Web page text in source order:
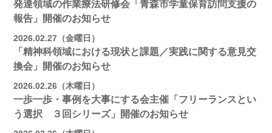
発達領域の作業療法研修会「青森市学童保育訪問支援の
報告」開催のお知らせ
2026.02.27（金曜日）
「精神科領域における現状と課題／実践に関する意見交
換会」開催のお知らせ
2026.02.26（木曜日）
一歩一歩・事例を大事にする会主催「フリーランスとい
う選択 ３回シリーズ」開催のお知らせ